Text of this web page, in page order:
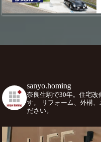
sanyo.homing
奈良生駒で30年。住宅
す。
リフォーム、外構、
ださい。